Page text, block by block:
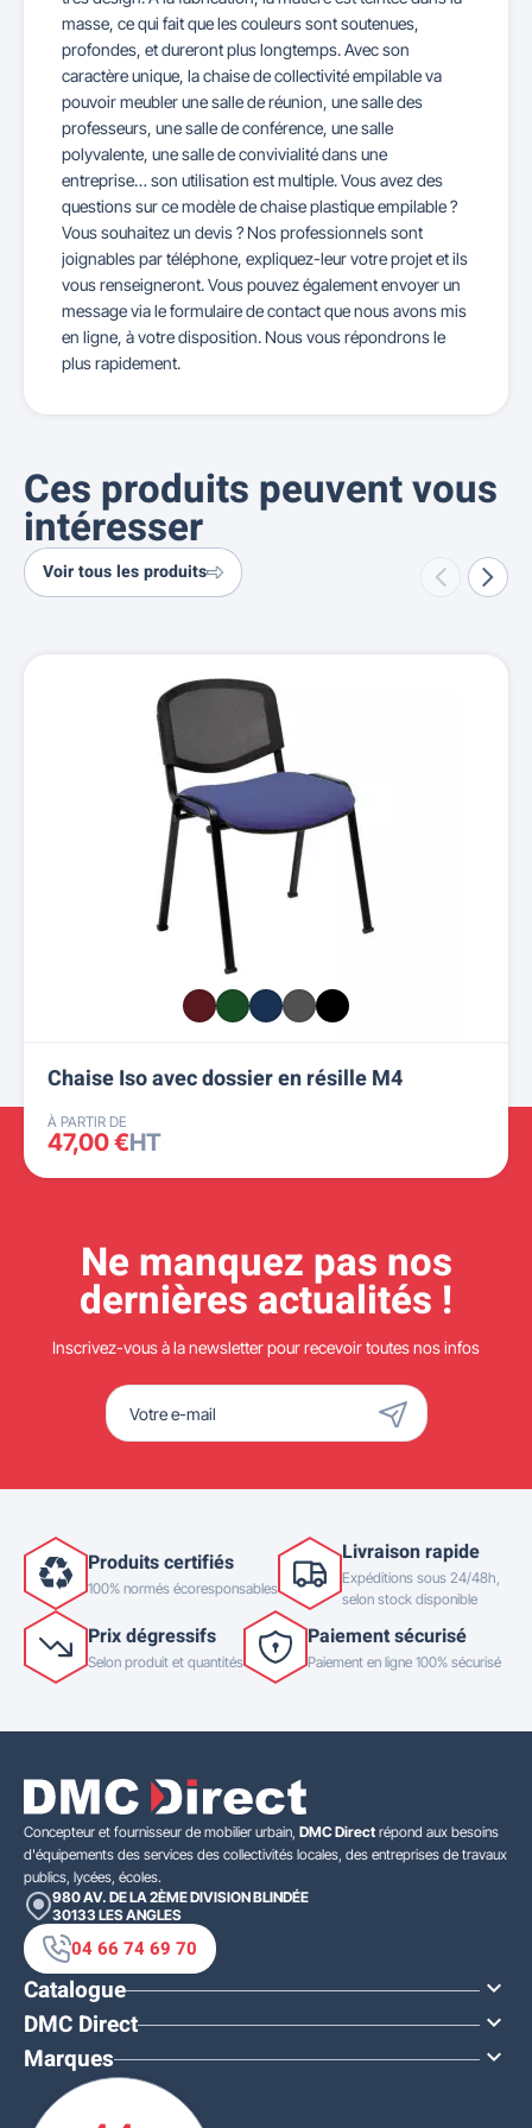
masse, ce qui fait que les couleurs sont soutenues,
profondes, et dureront plus longtemps. Avec son
caractère unique, la chaise de collectivité empilable va
pouvoir meubler une salle de réunion, une salle des
professeurs, une salle de conférence, une salle
polyvalente, une salle de convivialité dans une
entreprise… son utilisation est multiple. Vous avez des
questions sur ce modèle de chaise plastique empilable ?
Vous souhaitez un devis ? Nos professionnels sont
joignables par téléphone, expliquez-leur votre projet et ils
vous renseigneront. Vous pouvez également envoyer un
message via le formulaire de contact que nous avons mis
en ligne, à votre disposition. Nous vous répondrons le
plus rapidement.
Ces produits peuvent vous
intéresser
Voir tous les produits
Chaise Iso avec dossier en résille M4
À PARTIR DE
47,00 €HT
Ne manquez pas nos
dernières actualités !
Inscrivez-vous à la newsletter pour recevoir toutes nos infos
Produits certifiés
100% normés écoresponsables
Livraison rapide
Expéditions sous 24/48h,
selon stock disponible
Prix dégressifs
Selon produit et quantités
Paiement sécurisé
Paiement en ligne 100% sécurisé
Concepteur et fournisseur de mobilier urbain, DMC Direct répond aux besoins
d'équipements des services des collectivités locales, des entreprises de travaux
publics, lycées, écoles.
980 AV. DE LA 2ÈME DIVISION BLINDÉE
30133 LES ANGLES
04 66 74 69 70
Catalogue 
DMC Direct 
Marques 